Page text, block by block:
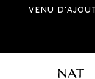
réductions